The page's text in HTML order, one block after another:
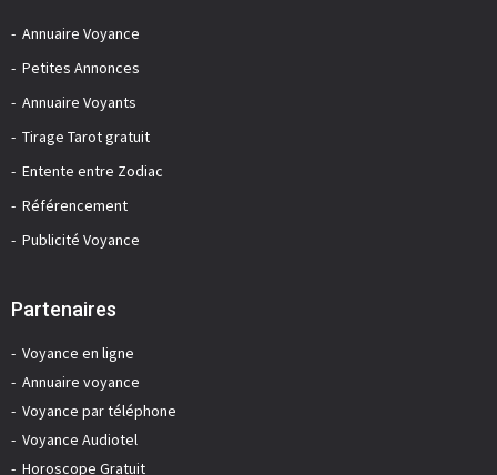
Annuaire Voyance
Petites Annonces
Annuaire Voyants
Tirage Tarot gratuit
Entente entre Zodiac
Référencement
Publicité Voyance
Partenaires
Voyance en ligne
Annuaire voyance
Voyance par téléphone
Voyance Audiotel
Horoscope Gratuit